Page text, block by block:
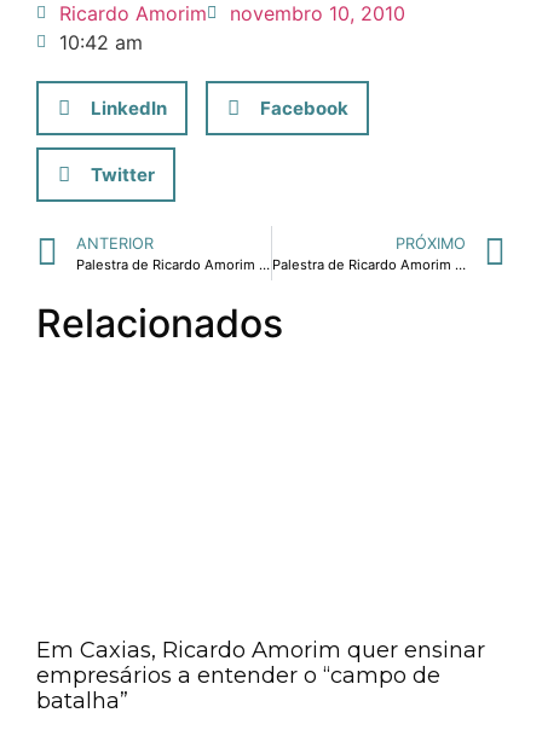
Ricardo Amorim
novembro 10, 2010
10:42 am
LinkedIn Facebook
Twitter
ANTERIOR
Palestra de Ricardo Amorim em Belo Horizonte sobre perspectivas econômicas.
PRÓXIMO
Palestra de Ricardo Amorim sobre perspectivas para o mercado de capitais em Belo Horizonte nesta semana.
Relacionados
Em Caxias, Ricardo Amorim quer ensinar
empresários a entender o “campo de
batalha”